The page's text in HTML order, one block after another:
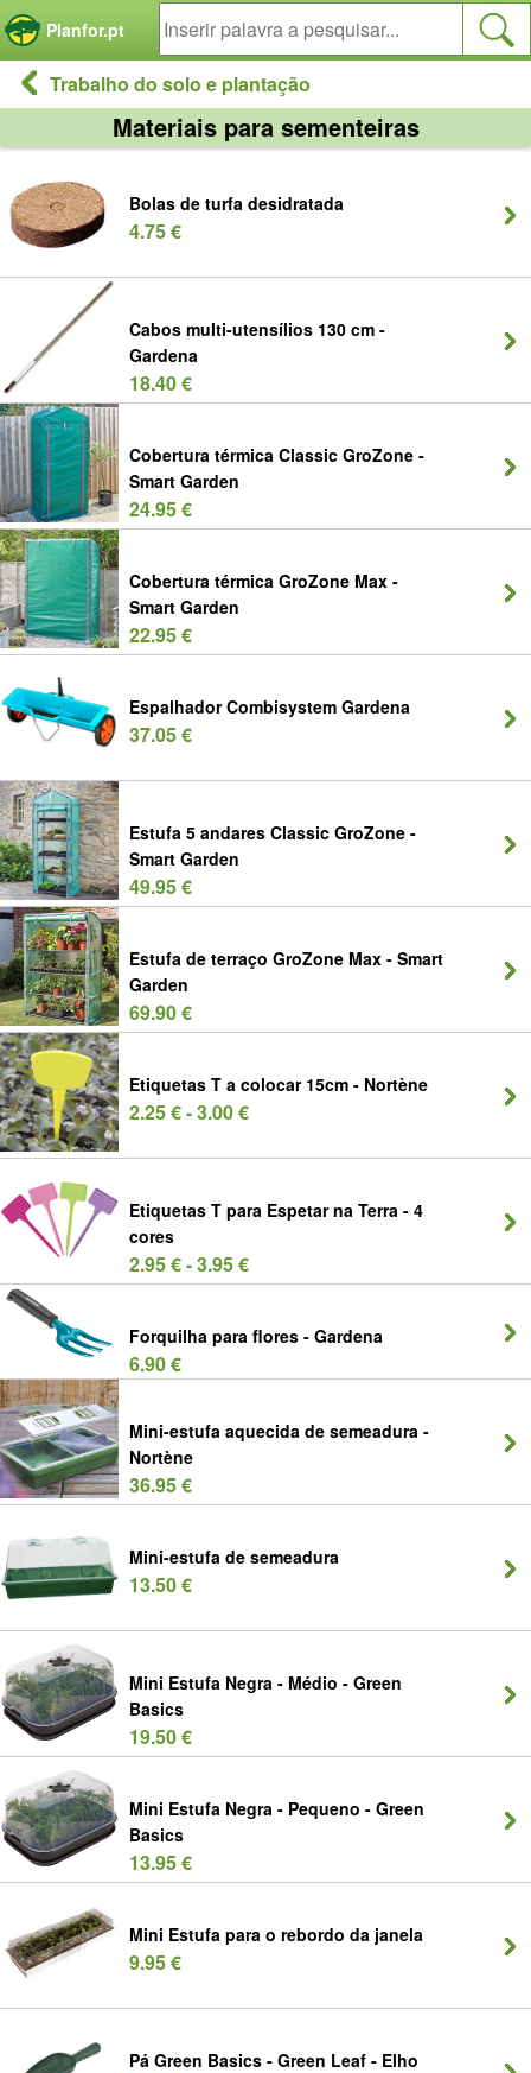
Planfor.pt
Trabalho do solo e plantação
Materiais para sementeiras
Bolas de turfa desidratada
4.75 €
Cabos multi-utensílios 130 cm -
Gardena
18.40 €
Cobertura térmica Classic GroZone -
Smart Garden
24.95 €
Cobertura térmica GroZone Max -
Smart Garden
22.95 €
Espalhador Combisystem Gardena
37.05 €
Estufa 5 andares Classic GroZone -
Smart Garden
49.95 €
Estufa de terraço GroZone Max - Smart
Garden
69.90 €
Etiquetas T a colocar 15cm - Nortène
2.25 € - 3.00 €
Etiquetas T para Espetar na Terra - 4
cores
2.95 € - 3.95 €
Forquilha para flores - Gardena
6.90 €
Mini-estufa aquecida de semeadura -
Nortène
36.95 €
Mini-estufa de semeadura
13.50 €
Mini Estufa Negra - Médio - Green
Basics
19.50 €
Mini Estufa Negra - Pequeno - Green
Basics
13.95 €
Mini Estufa para o rebordo da janela
9.95 €
Pá Green Basics - Green Leaf - Elho
Painel de Gerenciamento de Cookies